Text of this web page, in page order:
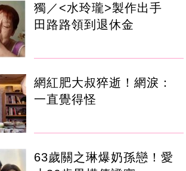
獨／<水玲瓏>製作出手
田路路領到退休金
網紅肥大叔猝逝！網淚：
一直覺得怪
63歲關之琳爆奶孫戀！愛